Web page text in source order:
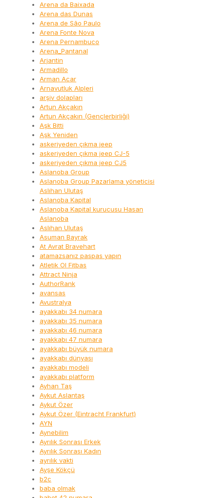
Arena da Baixada
Arena das Dunas
Arena de São Paulo
Arena Fonte Nova
Arena Pernambuco
Arena_Pantanal
Arjantin
Armadillo
Arman Acar
Arnavutluk Alpleri
arşiv dolapları
Artun Akçakın
Artun Akçakın (Gençlerbirliği)
Aşk Bitti
Aşk Yeniden
askeriyeden çıkma jeep
askeriyeden çıkma jeep CJ-5
askeriyeden çıkma jeep CJ5
Aslanoba Group
Aslanoba Group Pazarlama yöneticisi
Aslıhan Ulutaş
Aslanoba Kapital
Aslanoba Kapital kurucusu Hasan
Aslanoba
Aslıhan Ulutaş
Asuman Bayrak
At Avrat Bravehart
atamazsanız paspas yapın
Atletik Ol Fitbas
Attract Ninja
AuthorRank
avansas
Avustralya
ayakkabı 34 numara
ayakkabı 35 numara
ayakkabı 46 numara
ayakkabı 47 numara
ayakkabı büyük numara
ayakkabı dünyası
ayakkabı modeli
ayakkabı platform
Ayhan Taş
Aykut Aslantaş
Aykut Özer
Aykut Özer (Eintracht Frankfurt)
AYN
Aynebilim
Ayrılık Sonrası Erkek
Ayrılık Sonrası Kadın
ayrılık vakti
Ayşe Kökçü
b2c
baba olmak